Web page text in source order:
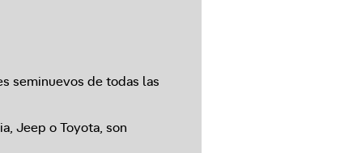
seminuevos de todas las
Jeep o Toyota, son